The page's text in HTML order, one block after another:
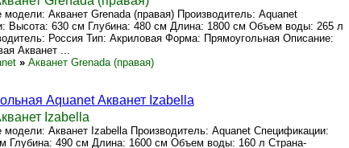
модели: Акванет Grenada (правая) Производитель: Aquanet
Высота: 630 см Глубина: 480 см Длина: 1800 см Объем воды: 265 л
Россия Тип: Акриловая Форма: Прямоугольная Описание:
Акванет ...
» Акванет Grenada (правая)
Aquanet Акванет Izabella
Izabella
модели: Акванет Izabella Производитель: Aquanet Спецификации:
Глубина: 490 см Длина: 1600 см Объем воды: 160 л Страна-